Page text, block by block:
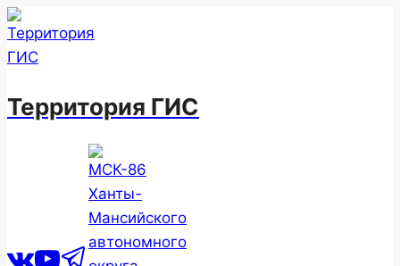
Перейти
к
содержимому
Территория ГИС